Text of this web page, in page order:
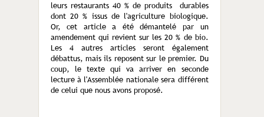
leurs restaurants 40 % de produits durables
dont 20 % issus de l'agriculture biologique.
Or, cet article a été démantelé par un
amendement qui revient sur les 20 % de bio.
Les 4 autres articles seront également
débattus, mais ils reposent sur le premier. Du
coup, le texte qui va arriver en seconde
lecture à l'Assemblée nationale sera différent
de celui que nous avons proposé.